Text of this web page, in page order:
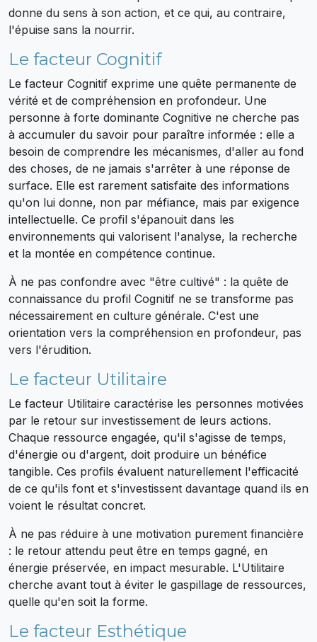
donne du sens à son action, et ce qui, au contraire,
l'épuise sans la nourrir.
Le facteur Cognitif
Le facteur Cognitif exprime une quête permanente de
vérité et de compréhension en profondeur. Une
personne à forte dominante Cognitive ne cherche pas
à accumuler du savoir pour paraître informée : elle a
besoin de comprendre les mécanismes, d'aller au fond
des choses, de ne jamais s'arrêter à une réponse de
surface. Elle est rarement satisfaite des informations
qu'on lui donne, non par méfiance, mais par exigence
intellectuelle. Ce profil s'épanouit dans les
environnements qui valorisent l'analyse, la recherche
et la montée en compétence continue.
À ne pas confondre avec "être cultivé" : la quête de
connaissance du profil Cognitif ne se transforme pas
nécessairement en culture générale. C'est une
orientation vers la compréhension en profondeur, pas
vers l'érudition.
Le facteur Utilitaire
Le facteur Utilitaire caractérise les personnes motivées
par le retour sur investissement de leurs actions.
Chaque ressource engagée, qu'il s'agisse de temps,
d'énergie ou d'argent, doit produire un bénéfice
tangible. Ces profils évaluent naturellement l'efficacité
de ce qu'ils font et s'investissent davantage quand ils en
voient le résultat concret.
À ne pas réduire à une motivation purement financière
: le retour attendu peut être en temps gagné, en
énergie préservée, en impact mesurable. L'Utilitaire
cherche avant tout à éviter le gaspillage de ressources,
quelle qu'en soit la forme.
Le facteur Esthétique